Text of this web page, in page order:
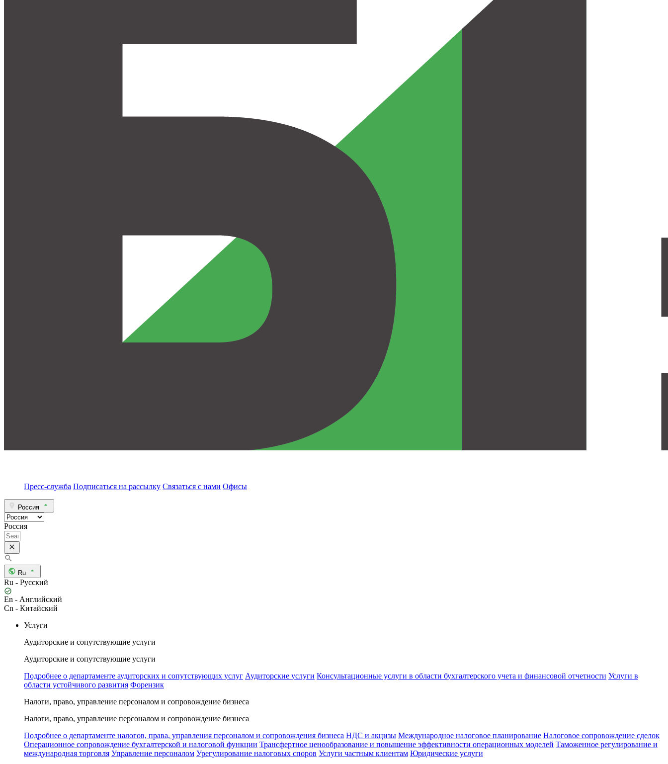
Пресс-служба Подписаться на рассылку Связаться с нами Офисы
Россия
Россия
Ru
Ru - Русский
En - Английский
Cn - Китайский
Услуги
Аудиторские и сопутствующие услуги
Аудиторские и сопутствующие услуги
Подробнее о департаменте аудиторских и сопутствующих услуг Аудиторские услуги Консультационные услуги в области бухгалтерского учета и финансовой отчетности Услуги в
области устойчивого развития Форензик
Налоги, право, управление персоналом и сопровождение бизнеса
Налоги, право, управление персоналом и сопровождение бизнеса
Подробнее о департаменте налогов, права, управления персоналом и сопровождения бизнеса НДС и акцизы Международное налоговое планирование Налоговое сопровождение сделок
Операционное сопровождение бухгалтерской и налоговой функции Трансфертное ценообразование и повышение эффективности операционных моделей Таможенное регулирование и
международная торговля Управление персоналом Урегулирование налоговых споров Услуги частным клиентам Юридические услуги